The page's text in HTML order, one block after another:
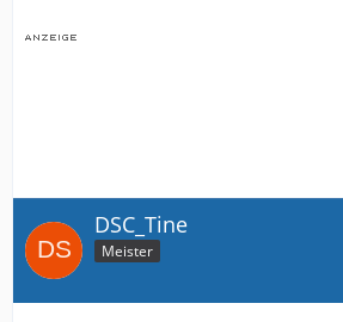
DSC_Tine
Meister